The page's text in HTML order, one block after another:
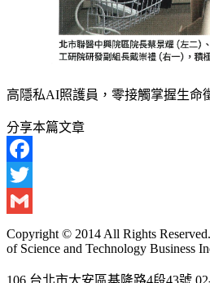
高隱私AI照護員，零接觸掌握生命
分享本篇文章
Facebook
Twitter
Gmail
Copyright © 2014 All Rights
of Science and Technology Business
106 台北市大安區基隆路4段43號